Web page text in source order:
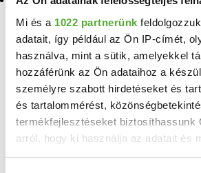
Mi és a 1022 partnerünk
adatait, így például az Ön IP-címét,
használva, mint a sütik, amelyekkel
hozzáférünk az Ön adataihoz a
személyre szabott hirdetéseket és
és tartalommérést,
termékfejlesztéseket biztosíthassunk
arról, hogy ki használja az adatait és
3696654043
Takács Anikó